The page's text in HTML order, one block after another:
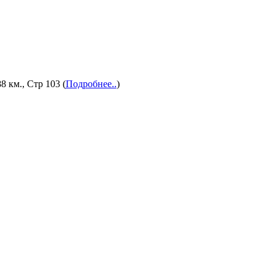
км., Стр 103 (Подробнее..)